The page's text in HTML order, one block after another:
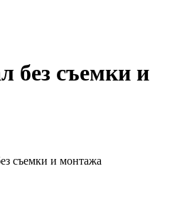
без съемки и
съемки и монтажа